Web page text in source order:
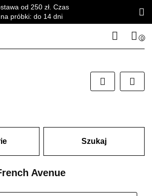
od 250 zł. Czas
próbki: do 14 dni
Zarejestruj się
Dodaj zgłoszenie
0
Szukaj
Avenue